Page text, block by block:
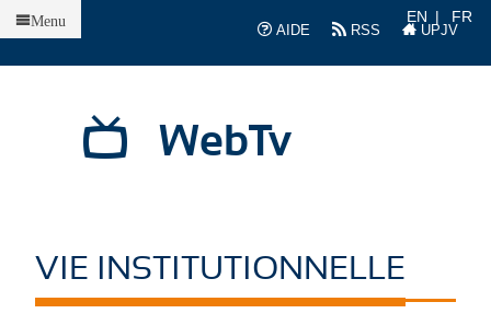
AIDE
RSS UPJV
EN FR
WebTv
Menu
VIE INSTITUTIONNELLE